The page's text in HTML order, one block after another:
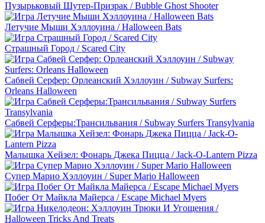
Пузырьковый Шутер-Призрак / Bubble Ghost Shooter
Летучие Мыши Хэллоуина / Halloween Bats
Страшный Город / Scared City
Сабвей Серфер: Орлеанский Хэллоуин / Subway Surfers:
Orleans Halloween
Сабвей Серферы:Трансильвания / Subway Surfers Transylvania
Малышка Хейзел: Фонарь Джека Пицца / Jack-O-Lantern Pizza
Супер Марио Хэллоуин / Super Mario Halloween
Побег От Майкла Майерса / Escape Michael Myers